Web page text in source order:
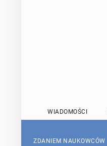
WIADOMOŚCI
ZDANIEM NAUKOWCÓW